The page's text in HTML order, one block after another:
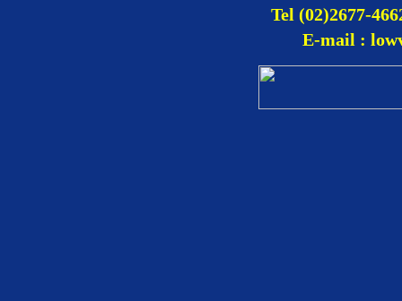
Tel (02)2677-
E-mail :